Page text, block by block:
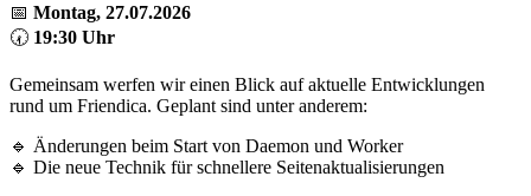
📅 Montag, 27.07.2026
🕢 19:30 Uhr
Gemeinsam werfen wir einen Blick auf aktuelle Entwicklungen
rund um Friendica. Geplant sind unter anderem:
🔹 Änderungen beim Start von Daemon und Worker
🔹 Die neue Technik für schnellere Seitenaktualisierungen